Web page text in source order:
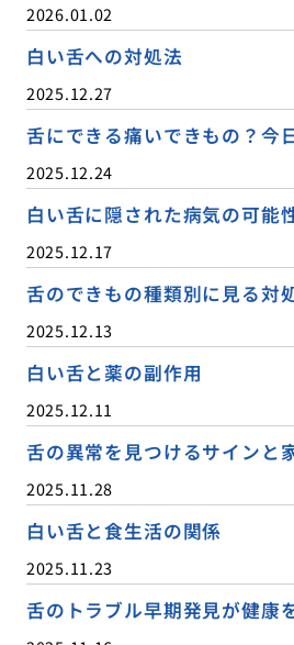
2026.01.02
白い舌への対処法
2025.12.27
舌にできる痛いできもの？今
2025.12.24
白い舌に隠された病気の可能
2025.12.17
舌のできもの種類別に見る対
2025.12.13
白い舌と薬の副作用
2025.12.11
舌の異常を見つけるサインと
2025.11.28
白い舌と食生活の関係
2025.11.23
舌のトラブル早期発見が健康